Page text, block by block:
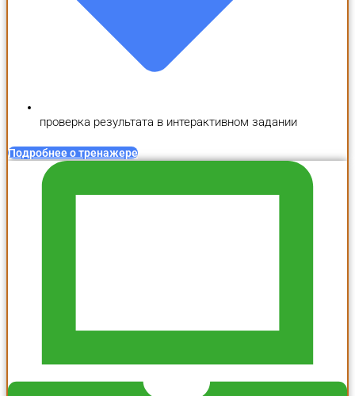
проверка результата в интерактивном задании
Подробнее о тренажере